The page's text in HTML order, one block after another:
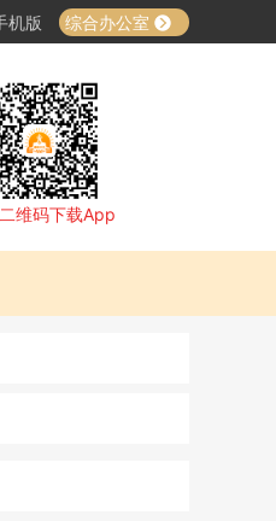
机版 综合办公室
维码下载App